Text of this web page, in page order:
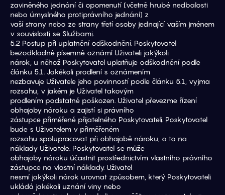
zaviněného jednání či opomenutí (včetně hrubé nedbalosti
nebo úmyslného protiprávního jednání) z
vaší strany nebo ze strany třetí osoby jednající vaším jménem
v souvislosti se Službami.
5.2 Postup při uplatnění odškodnění. Poskytovatel
bezodkladně písemně oznámí Uživateli jakýkoli
nárok, u něhož Poskytovatel uplatňuje odškodnění podle
článku 5.1. Jakékoli prodlení s oznámením
nezbavuje Uživatele jeho povinností podle článku 5.1, vyjma
rozsahu, v jakém je Uživatel takovým
prodlením podstatně poškozen. Uživatel převezme řízení
obhajoby nároku a zajistí si právního
zástupce přiměřeně přijatelného Poskytovateli. Poskytovatel
bude s Uživatelem v přiměřeném
rozsahu spolupracovat při obhajobě nároku, a to na
náklady Uživatele. Poskytovatel se může
obhajoby nároku účastnit prostřednictvím vlastního právního
zástupce na vlastní náklady. Uživatel
nesmí jakýkoli nárok urovnat způsobem, který Poskytovateli
ukládá jakékoli uznání viny nebo